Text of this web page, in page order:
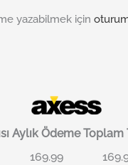
yazabilmek için oturum
Aylık Ödeme Toplam
169.99